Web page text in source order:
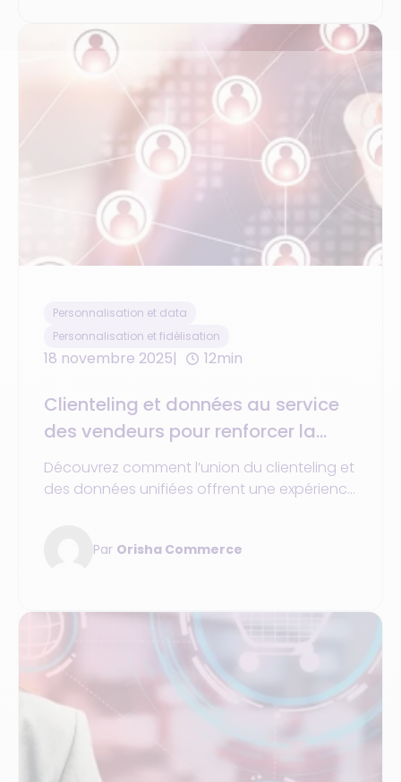
Personnalisation et data
Personnalisation et fidélisation
18 novembre 2025 12min
Clienteling et données au service
des vendeurs pour renforcer la
relation client
Découvrez comment l’union du clienteling et
des données unifiées offrent une expérience
Par Orisha Commerce